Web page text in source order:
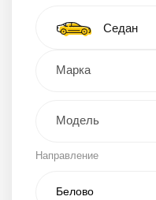
Тип автомобиля
Седан
Кроссовер
Направление